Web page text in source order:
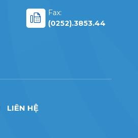
Fax:
(0252).3853.44
LIÊN HỆ